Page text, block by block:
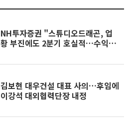
NH투자증권 "스튜디오드래곤, 업
황 부진에도 2분기 호실적…수익성
김보현 대우건설 대표 사의…후임에
이강석 대외협력단장 내정